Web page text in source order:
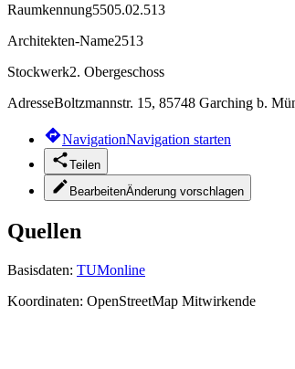
Raumkennung5505.02.513
Architekten-Name2513
Stockwerk2. Obergeschoss
AdresseBoltzmannstr. 15, 85748 Garching b.
NavigationNavigation starten
Teilen
BearbeitenÄnderung vorschlagen
Quellen
Basisdaten: TUMonline
Koordinaten: OpenStreetMap Mitwirkende